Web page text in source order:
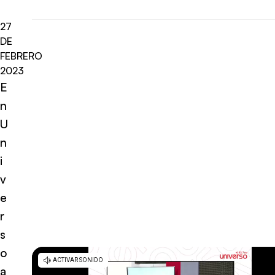
27
DE
FEBRERO
2023
E
n
U
n
i
v
e
r
s
o
a